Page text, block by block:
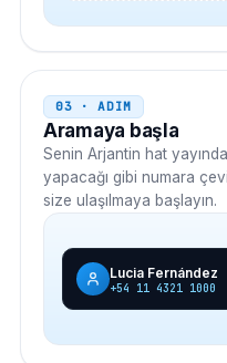
03 · ADIM
Aramaya başla
Senin Arjantin hat
yapacağı gibi numara
size ulaşılmaya başlayın.
Lucia Fernández
+54 11 4321 1000